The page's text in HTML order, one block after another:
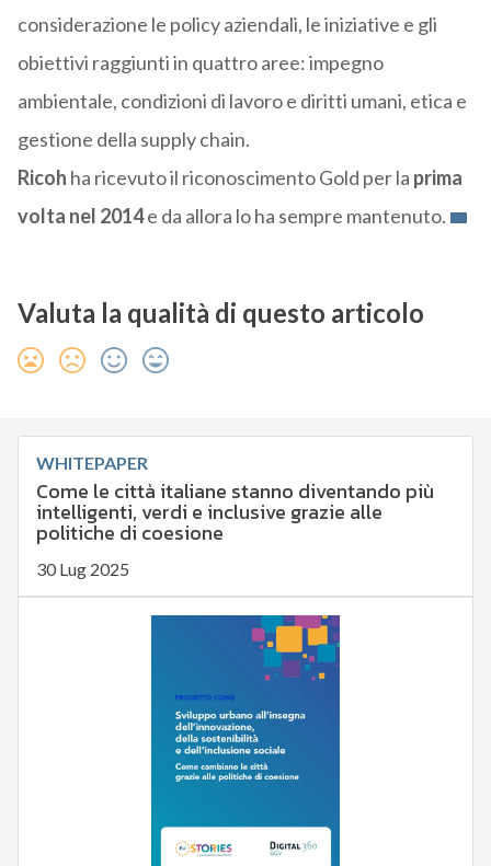
considerazione le policy aziendali, le iniziative e gli
obiettivi raggiunti in quattro aree: impegno
ambientale, condizioni di lavoro e diritti umani, etica e
gestione della supply chain.
Ricoh ha ricevuto il riconoscimento Gold per la prima
volta nel 2014e da allora lo ha sempre mantenuto.
Valuta la qualità di questo articolo
WHITEPAPER
Come le città italiane stanno diventando più
intelligenti, verdi e inclusive grazie alle
politiche di coesione
30 Lug 2025